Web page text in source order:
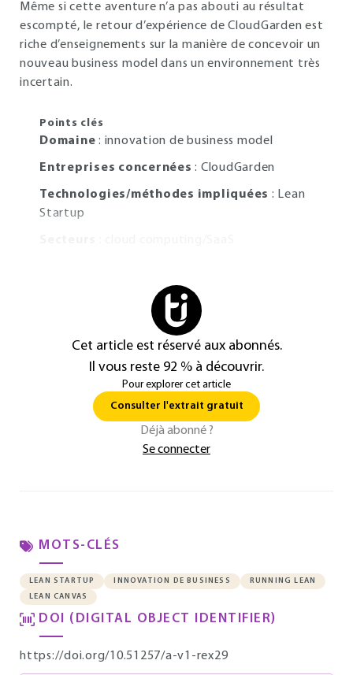
Même si cette aventure n’a pas abouti au résultat
escompté, le retour d’expérience de CloudGarden est
riche d’enseignements sur la manière de concevoir un
nouveau business model dans un environnement très
incertain.
Points clés
Domaine : innovation de business model
Entreprises concernées : CloudGarden
Technologies/méthodes impliquées : Lean
Startup
Cet article est réservé aux abonnés.
Il vous reste 92 % à découvrir.
Pour explorer cet article
Consulter l'extrait gratuit
Déjà abonné ?
Se connecter
MOTS-CLÉS
LEAN STARTUP INNOVATION DE BUSINESS
RUNNING LEAN
LEAN CANVAS
DOI (DIGITAL OBJECT IDENTIFIER)
https://doi.org/10.51257/a-v1-rex29